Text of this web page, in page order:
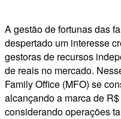
A gestão de fortunas das
despertado um interesse
gestoras de recursos
de reais no mercado.
Family Office (MFO) se
alcançando a marca de
considerando operações